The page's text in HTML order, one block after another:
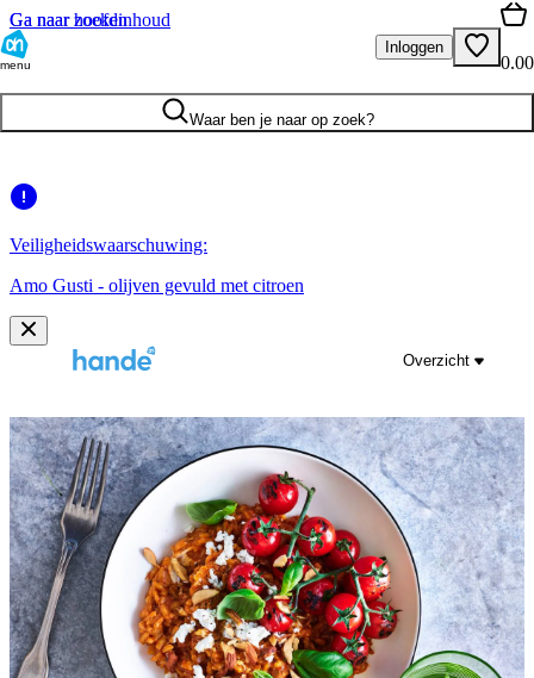
Ga naar hoofdinhoud
Ga naar zoeken
menu
Inloggen
0.00
Waar ben je naar op zoek?
Veiligheidswaarschuwing:
Amo Gusti - olijven gevuld met citroen
Overzicht